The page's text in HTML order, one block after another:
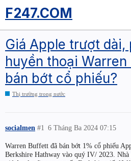
F247.COM
Giá Apple trượt dài,
huyền thoại
bán bớt cổ phiếu?
Thị trường trong nước
socialmen 6 Tháng Ba 2024 07:15
#1
Warren Buffett đã bán bớt 1% cổ phiếu
Berkshire Hathway vào quý IV/ 2023.